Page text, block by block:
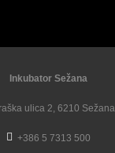
Inkubator Sežana
ulica 2, 6210 Sežana
+386 5 7313 500